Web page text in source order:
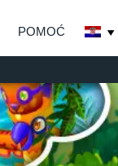
POMOĆ